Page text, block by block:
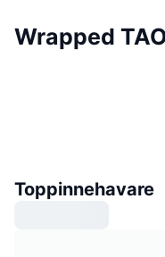
Wrapped
Toppinnehavare